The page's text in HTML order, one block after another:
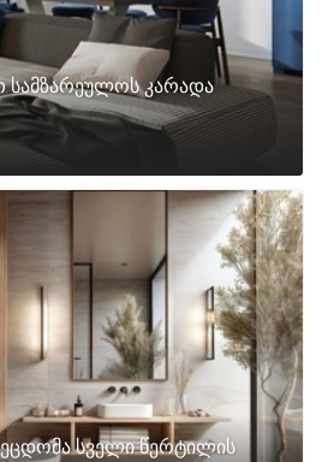
კარადა
სველი წერტილის